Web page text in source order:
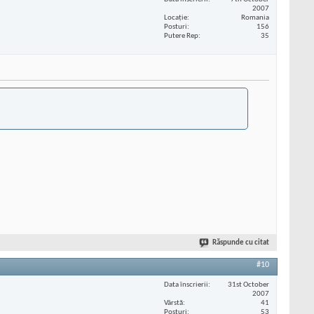
2007
Locaţie
Romania
Posturi
156
Putere Rep
35
Răspunde cu citat
#10
Data înscrierii
31st October
2007
Vârstă
41
Posturi
53